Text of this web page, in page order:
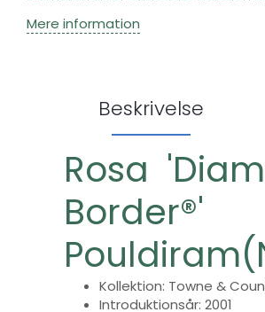
Mere information
Beskrivelse
Rosa
Border®'
Kollektion: Towne &
Introduktionsår: 2001